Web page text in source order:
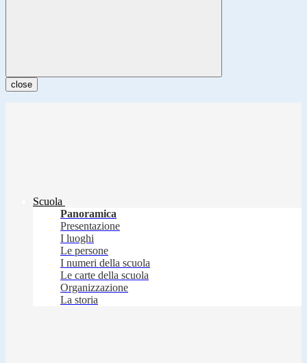
close
Scuola
Panoramica
Presentazione
I luoghi
Le persone
I numeri della scuola
Le carte della scuola
Organizzazione
La storia